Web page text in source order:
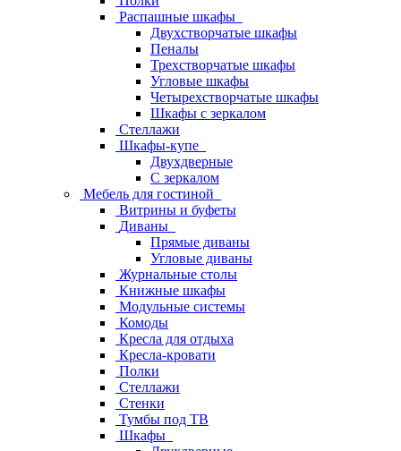
Распашные шкафы
Двухстворчатые шкафы
Пеналы
Трехстворчатые шкафы
Угловые шкафы
Четырехстворчатые шкафы
Шкафы с зеркалом
Стеллажи
Шкафы-купе
Двухдверные
С зеркалом
Мебель для гостиной
Витрины и буфеты
Диваны
Прямые диваны
Угловые диваны
Журнальные столы
Книжные шкафы
Модульные системы
Комоды
Кресла для отдыха
Кресла-кровати
Полки
Стеллажи
Стенки
Тумбы под ТВ
Шкафы